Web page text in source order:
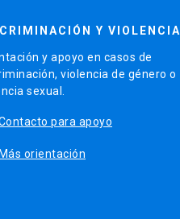
Y VIOLENCIA
y apoyo en casos de
violencia de género o
sexual.
para apoyo
Más orientación